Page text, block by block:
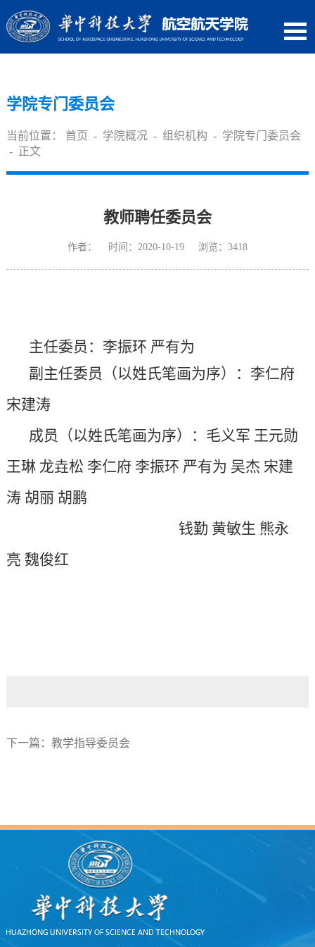
学院专门委员会
当前位置： 首页 - 学院概况- 组织机构 - 学院专门委员会
- 正文
教师聘任委员会
作者： 时间：2020-10-19 浏览： 3418
主任委员：李振环 严有为
副主任委员（以姓氏笔画为序）：李仁府
宋建涛
成员（以姓氏笔画为序）：毛义军 王元勋
王琳 龙垚松 李仁府 李振环 严有为 吴杰 宋建
涛 胡丽 胡鹏
钱勤 黄敏生 熊永
亮 魏俊红
下一篇： 教学指导委员会